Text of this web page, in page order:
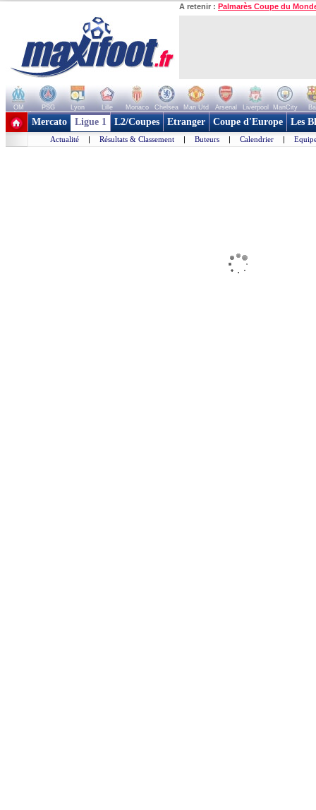
A retenir : Palmarès Coupe du
OM PSG Lyon Lille Monaco Chelsea Man Utd Arsenal Liverpool ManCity
+ de clubs
Mercato Ligue 1 L2/Coupes Etranger Coupe d'Europe Les
Actualité | Résultats & Classement | Buteurs | Calendrier |